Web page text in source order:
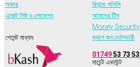
অফার
রিফান্ড পলিসি
এজেন্ট লিষ্ট ও লোকেশন
আমাদের টিম
Money Security
পেমেন্ট মাধ্যম
ক্যাশ অন ডেলিভারী
0174953 73 53
মার্চেন্ট একাউন্ট